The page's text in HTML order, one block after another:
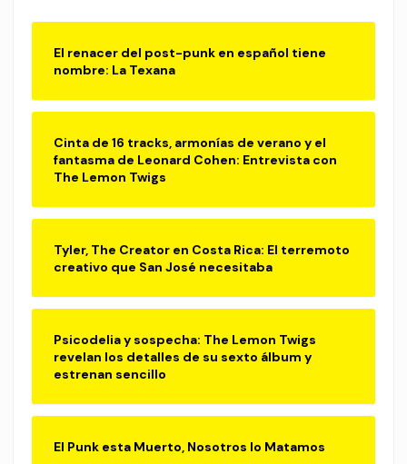
El renacer del post-punk en español tiene
nombre: La Texana
Cinta de 16 tracks, armonías de verano y el
fantasma de Leonard Cohen: Entrevista con
The Lemon Twigs
Tyler, The Creator en Costa Rica: El terremoto
creativo que San José necesitaba
Psicodelia y sospecha: The Lemon Twigs
revelan los detalles de su sexto álbum y
estrenan sencillo
El Punk esta Muerto, Nosotros lo Matamos